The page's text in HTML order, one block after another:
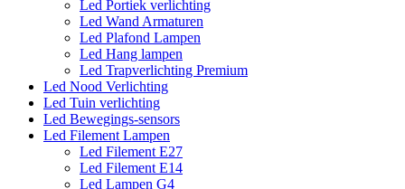
Led Portiek verlichting
Led Wand Armaturen
Led Plafond Lampen
Led Hang lampen
Led Trapverlichting Premium
Led Nood Verlichting
Led Tuin verlichting
Led Bewegings-sensors
Led Filement Lampen
Led Filement E27
Led Filement E14
Led Lampen G4